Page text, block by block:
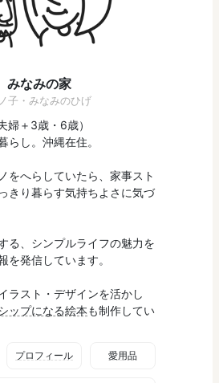
みなみの家
子・みなみのひげ
婦＋3歳・6歳）
らし。沖縄在住。
をへらしていたら、家事スト
きり暮らす気持ちよさに気づ
る、シンプルライフの魅力を
を発信しています。
ラスト・デザインを活かし
ップになる絵本も制作してい
プロフィール 愛用品